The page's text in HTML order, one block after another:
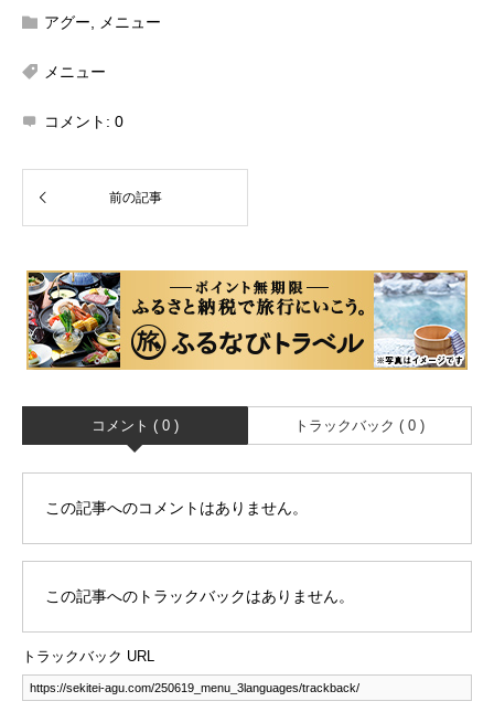
アグー メニュー
メニュー
コメント: 0
コメント ( 0 ) トラックバック ( 0 )
この記事へのコメントはありません。
この記事へのトラックバックはありません。
トラックバック URL